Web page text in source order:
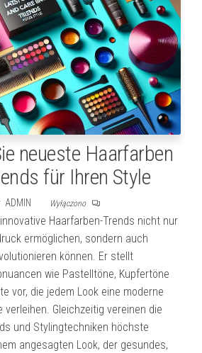
neueste Haarfarben
für Ihren Style
ADMIN Wyłączono
Haarfarben-Trends nicht nur
ermöglichen, sondern auch
können. Er stellt
wie Pastelltöne, Kupfertöne
vor, die jedem Look eine moderne
verleihen. Gleichzeitig vereinen die
und Stylingtechniken höchste
angesagten Look, der gesundes,